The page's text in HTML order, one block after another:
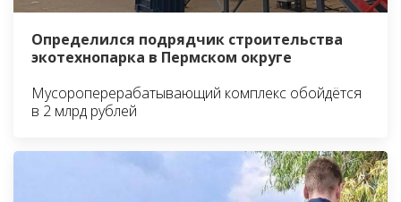
Определился подрядчик строительства
экотехнопарка в Пермском округе
Мусороперерабатывающий комплекс обойдётся
в 2 млрд рублей